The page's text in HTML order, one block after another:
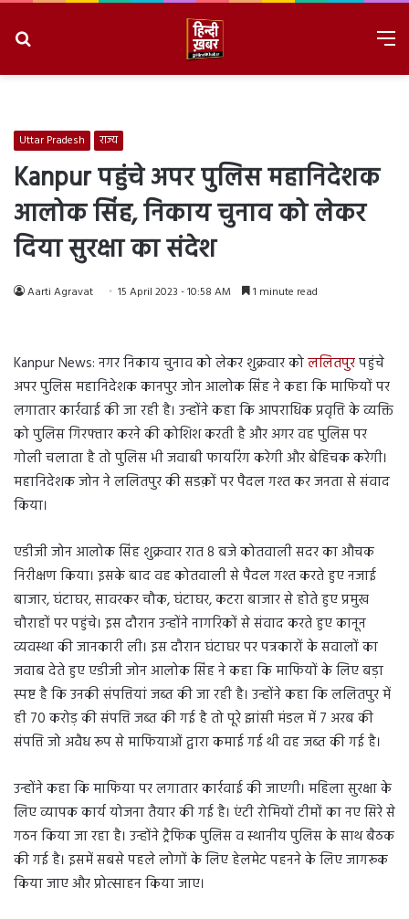
Uttar Pradesh राज्य
Kanpur पहुंचे अपर पुलिस महानिदेशक
आलोक सिंह, निकाय चुनाव को लेकर
दिया सुरक्षा का संदेश
Aarti Agravat 15 April 2023 - 10:58 AM 1 minute read
Kanpur News: नगर निकाय चुनाव को लेकर शुक्रवार कोललितपुरपहुंचे
अपर पुलिस महानिदेशक कानपुर जोन आलोक सिंह ने कहा कि माफियों पर
लगातार कार्रवाई की जा रही है। उन्होंने कहा कि आपराधिक प्रवृत्ति के व्यक्ति
को पुलिस गिरफ्तार करने की कोशिश करती है और अगर वह पुलिस पर
गोली चलाता है तो पुलिस भी जवाबी फायरिंग करेगी और बेहिचक करेगी।
महानिदेशक जोन ने ललितपुर की सडक़ों पर पैदल गश्त कर जनता से संवाद
किया।
एडीजी जोन आलोक सिंह शुक्रवार रात 8 बजे कोतवाली सदर का औचक
निरीक्षण किया। इसके बाद वह कोतवाली से पैदल गश्त करते हुए नजाई
बाजार, घंटाघर, सावरकर चौक, घंटाघर, कटरा बाजार से होते हुए प्रमुख
चौराहों पर पहुंचे। इस दौरान उन्होंने नागरिकों से संवाद करते हुए कानून
व्यवस्था की जानकारी ली। इस दौरान घंटाघर पर पत्रकारों के सवालों का
जवाब देते हुए एडीजी जोन आलोक सिंह ने कहा कि माफियों के लिए बड़ा
स्पष्ट है कि उनकी संपत्तियां जब्त की जा रही है। उन्होंने कहा कि ललितपुर में
ही 70 करोड़ की संपत्ति जब्त की गई है तो पूरे झांसी मंडल में 7 अरब की
संपत्ति जो अवैध रूप से माफियाओं द्वारा कमाई गई थी वह जब्त की गई है।
उन्होंने कहा कि माफिया पर लगातार कार्रवाई की जाएगी। महिला सुरक्षा के
लिए व्यापक कार्य योजना तैयार की गई है। एंटी रोमियों टीमों का नए सिरे से
गठन किया जा रहा है। उन्होंने ट्रैफिक पुलिस व स्थानीय पुलिस के साथ बैठक
की गई है। इसमें सबसे पहले लोगों के लिए हेलमेट पहनने के लिए जागरूक
किया जाए और प्रोत्साहन किया जाए।